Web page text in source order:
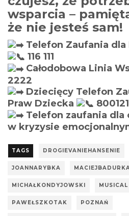
wsparcia –
że nie jesteś sam!
Telefon Zaufania dla
116 111
Całodobowa Linia
2222
Dziecięcy Telefon
Praw Dziecka
Telefon zaufania dla
w kryzysie
TAGS DROGIEVANIEHANSENIE
JOANNARYBKA
MICHAŁKONDYJOWSKI MUSICAL
PAWEŁSZKOTAK POZNAŃ